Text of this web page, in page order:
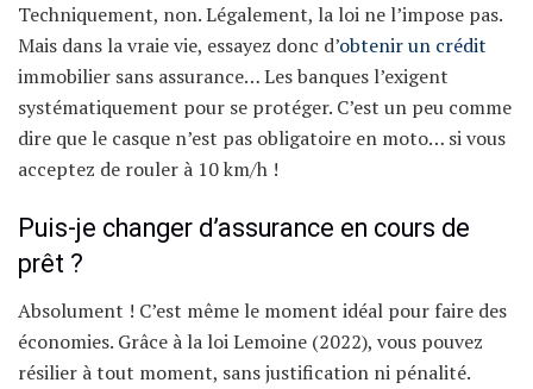
Techniquement, non. Légalement, la loi ne l’impose pas.
Mais dans la vraie vie, essayez donc d’obtenir un crédit
immobilier sans assurance… Les banques l’exigent
systématiquement pour se protéger. C’est un peu comme
dire que le casque n’est pas obligatoire en moto… si vous
acceptez de rouler à 10 km/h !
Puis-je changer d’assurance en cours de
prêt ?
Absolument ! C’est même le moment idéal pour faire des
économies. Grâce à la loi Lemoine (2022), vous pouvez
résilier à tout moment, sans justification ni pénalité.